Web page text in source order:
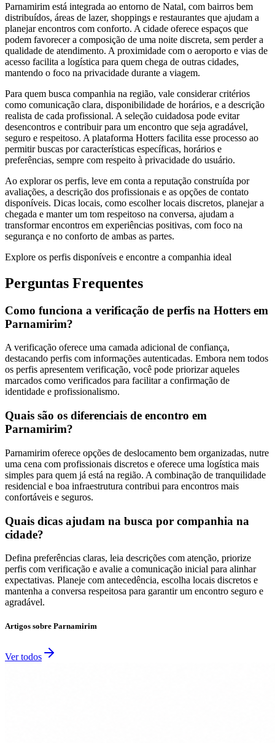
Parnamirim está integrada ao entorno de Natal, com bairros bem
distribuídos, áreas de lazer, shoppings e restaurantes que ajudam a
planejar encontros com conforto. A cidade oferece espaços que
podem favorecer a composição de uma noite discreta, sem perder a
qualidade de atendimento. A proximidade com o aeroporto e vias de
acesso facilita a logística para quem chega de outras cidades,
mantendo o foco na privacidade durante a viagem.
Para quem busca companhia na região, vale considerar critérios
como comunicação clara, disponibilidade de horários, e a descrição
realista de cada profissional. A seleção cuidadosa pode evitar
desencontros e contribuir para um encontro que seja agradável,
seguro e respeitoso. A plataforma Hotters facilita esse processo ao
permitir buscas por características específicas, horários e
preferências, sempre com respeito à privacidade do usuário.
Ao explorar os perfis, leve em conta a reputação construída por
avaliações, a descrição dos profissionais e as opções de contato
disponíveis. Dicas locais, como escolher locais discretos, planejar a
chegada e manter um tom respeitoso na conversa, ajudam a
transformar encontros em experiências positivas, com foco na
segurança e no conforto de ambas as partes.
Explore os perfis disponíveis e encontre a companhia ideal
Perguntas Frequentes
Como funciona a verificação de perfis na Hotters em
Parnamirim?
A verificação oferece uma camada adicional de confiança,
destacando perfis com informações autenticadas. Embora nem todos
os perfis apresentem verificação, você pode priorizar aqueles
marcados como verificados para facilitar a confirmação de
identidade e profissionalismo.
Quais são os diferenciais de encontro em
Parnamirim?
Parnamirim oferece opções de deslocamento bem organizadas, nutre
uma cena com profissionais discretos e oferece uma logística mais
simples para quem já está na região. A combinação de tranquilidade
residencial e boa infraestrutura contribui para encontros mais
confortáveis e seguros.
Quais dicas ajudam na busca por companhia na
cidade?
Defina preferências claras, leia descrições com atenção, priorize
perfis com verificação e avalie a comunicação inicial para alinhar
expectativas. Planeje com antecedência, escolha locais discretos e
mantenha a conversa respeitosa para garantir um encontro seguro e
agradável.
Artigos sobre Parnamirim
Ver todos